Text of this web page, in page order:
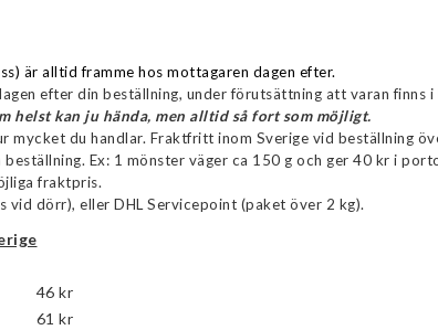
är alltid framme hos mottagaren dagen efter.
efter din beställning, under förutsättning att varan finns i
helst kan ju hända, men alltid så fort som möjligt.
mycket du handlar. Fraktfritt inom Sverige vid beställning
Ex: 1 mönster väger ca 150 g och ger 40 kr i
fraktpris.
vid dörr), eller DHL Servicepoint (paket över 2 kg).
46 kr
61 kr